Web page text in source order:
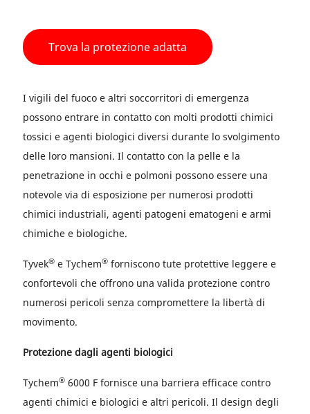
Trova la protezione adatta
I vigili del fuoco e altri soccorritori di emergenza
possono entrare in contatto con molti prodotti chimici
tossici e agenti biologici diversi durante lo svolgimento
delle loro mansioni. Il contatto con la pelle e la
penetrazione in occhi e polmoni possono essere una
notevole via di esposizione per numerosi prodotti
chimici industriali, agenti patogeni ematogeni e armi
chimiche e biologiche.
Tyvek® e Tychem® forniscono tute protettive leggere e
confortevoli che offrono una valida protezione contro
numerosi pericoli senza compromettere la libertà di
movimento.
Protezione dagli agenti biologici
Tychem® 6000 F fornisce una barriera efficace contro
agenti chimici e biologici e altri pericoli. Il design degli